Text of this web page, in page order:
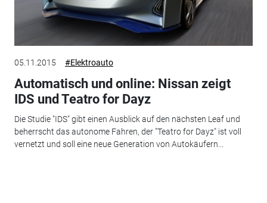
05.11.2015 #Elektroauto
Automatisch und online: Nissan zeigt
IDS und Teatro for Dayz
Die Studie "IDS" gibt einen Ausblick auf den nächsten Leaf und
beherrscht das autonome Fahren, der "Teatro for Dayz" ist voll
vernetzt und soll eine neue Generation von Autokäufern...